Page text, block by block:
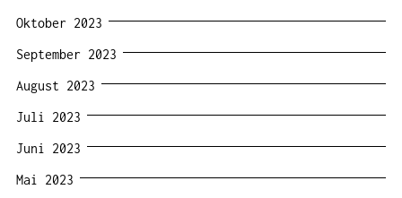
Oktober 2023
September 2023
August 2023
Juli 2023
Juni 2023
Mai 2023